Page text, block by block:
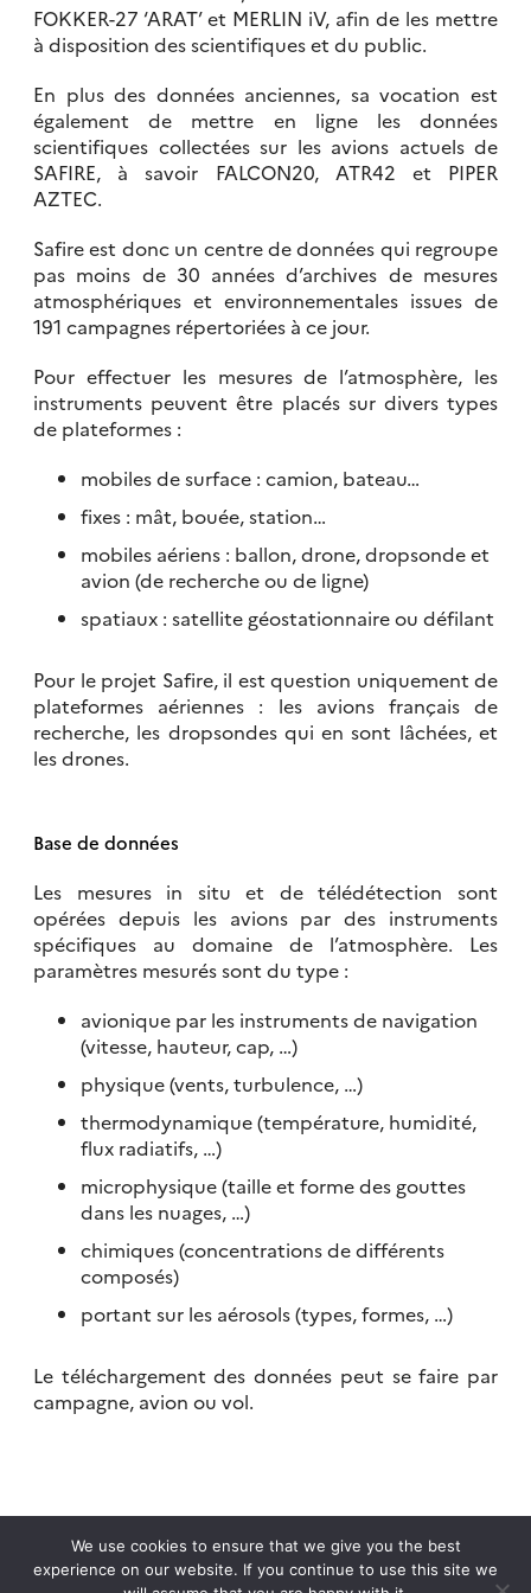
FOKKER-27 ‘ARAT’ et MERLIN iV, afin de les mettre
à disposition des scientifiques et du public.
En plus des données anciennes, sa vocation est
également de mettre en ligne les données
scientifiques collectées sur les avions actuels de
SAFIRE, à savoir FALCON20, ATR42 et PIPER
AZTEC.
Safire est donc un centre de données qui regroupe
pas moins de 30 années d’archives de mesures
atmosphériques et environnementales issues de
191 campagnes répertoriées à ce jour.
Pour effectuer les mesures de l’atmosphère, les
instruments peuvent être placés sur divers types
de plateformes :
mobiles de surface : camion, bateau…
fixes : mât, bouée, station…
mobiles aériens : ballon, drone, dropsonde et
avion (de recherche ou de ligne)
spatiaux : satellite géostationnaire ou défilant
Pour le projet Safire, il est question uniquement de
plateformes aériennes : les avions français de
recherche, les dropsondes qui en sont lâchées, et
les drones.
Base de données
Les mesures in situ et de télédétection sont
opérées depuis les avions par des instruments
spécifiques au domaine de l’atmosphère. Les
paramètres mesurés sont du type :
avionique par les instruments de navigation
(vitesse, hauteur, cap, …)
physique (vents, turbulence, …)
thermodynamique (température, humidité,
flux radiatifs, …)
microphysique (taille et forme des gouttes
dans les nuages, …)
chimiques (concentrations de différents
composés)
portant sur les aérosols (types, formes, …)
Le téléchargement des données peut se faire par
campagne, avion ou vol.
We use cookies to ensure that we give you the best
experience on our website. If you continue to use this site we